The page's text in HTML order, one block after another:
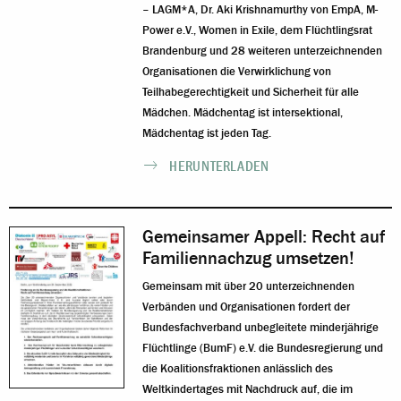
– LAGM*A, Dr. Aki Krishnamurthy von EmpA, M-
Power e.V., Women in Exile, dem Flüchtlingsrat
Brandenburg und 28 weiteren unterzeichnenden
Organisationen die Verwirklichung von
Teilhabegerechtigkeit und Sicherheit für alle
Mädchen. Mädchentag ist intersektional,
Mädchentag ist jeden Tag.
HERUNTERLADEN
Gemeinsamer Appell: Recht auf
Familiennachzug umsetzen!
Gemeinsam mit über 20 unterzeichnenden
Verbänden und Organisationen fordert der
Bundesfachverband unbegleitete minderjährige
Flüchtlinge (BumF) e.V. die Bundesregierung und
die Koalitionsfraktionen anlässlich des
Weltkindertages mit Nachdruck auf, die im